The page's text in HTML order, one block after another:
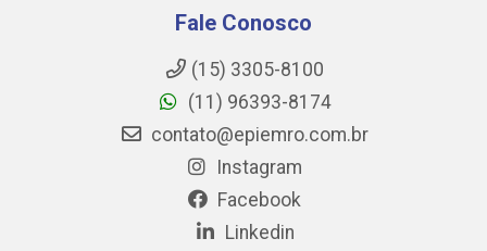
Fale Conosco
(15) 3305-8100
(11) 96393-8174
contato@epiemro.com.br
Instagram
Facebook
Linkedin